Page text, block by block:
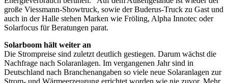
große Viessmann-Showtruck, sowie der Buderus-Truck zu Gast und
auch in der Halle stehen Marken wie Fröling, Alpha Innotec oder
Solarfocus für Beratungen parat.
Solarboom hält weiter an
Die Strompreise sind zuletzt deutlich gestiegen. Darum wächst die
Nachfrage nach Solaranlagen. Im vergangenen Jahr sind in
Deutschland nach Branchenangaben so viele neue Solaranlagen zur